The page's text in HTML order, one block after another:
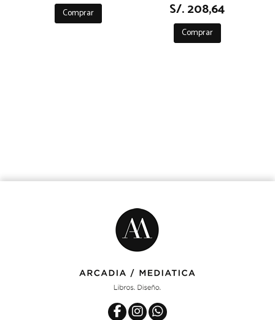
Comprar S/. 208,64
Comprar